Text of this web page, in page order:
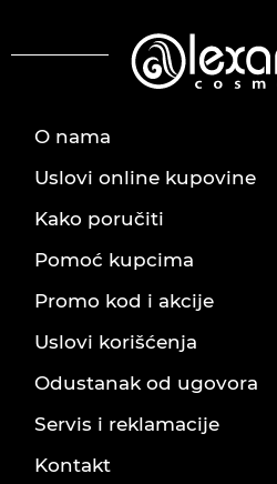
O nama
Uslovi online kupovine
Kako poručiti
Pomoć kupcima
Promo kod i akcije
Uslovi korišćenja
Odustanak od ugovora
Servis i reklamacije
Kontakt